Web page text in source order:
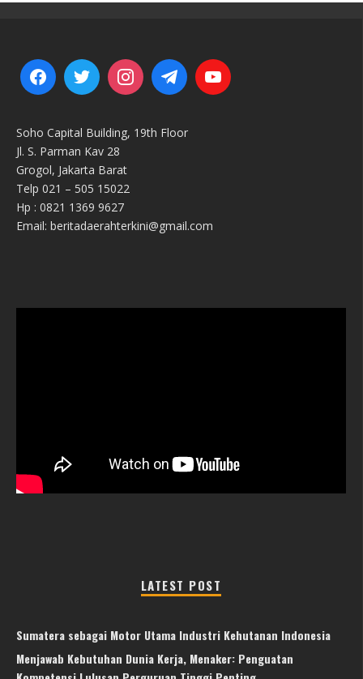
Soho Capital Building, 19th Floor
Jl. S. Parman Kav 28
Grogol, Jakarta Barat
Telp 021 – 505 15022
Hp : 0821 1369 9627
Email: beritadaerahterkini@gmail.com
LATEST POST
Sumatera sebagai Motor Utama Industri Kehutanan Indonesia
Menjawab Kebutuhan Dunia Kerja, Menaker: Penguatan